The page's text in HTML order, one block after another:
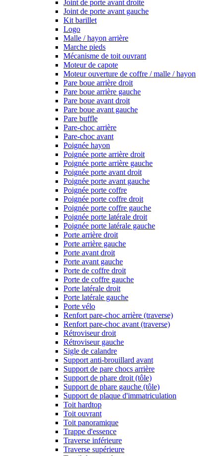
Joint de porte avant droite
Joint de porte avant gauche
Kit barillet
Logo
Malle / hayon arrière
Marche pieds
Mécanisme de toit ouvrant
Moteur de capote
Moteur ouverture de coffre / malle / hayon
Pare boue arrière droit
Pare boue arrière gauche
Pare boue avant droit
Pare boue avant gauche
Pare buffle
Pare-choc arrière
Pare-choc avant
Poignée hayon
Poignée porte arrière droit
Poignée porte arrière gauche
Poignée porte avant droit
Poignée porte avant gauche
Poignée porte coffre
Poignée porte coffre droit
Poignée porte coffre gauche
Poignée porte latérale droit
Poignée porte latérale gauche
Porte arrière droit
Porte arrière gauche
Porte avant droit
Porte avant gauche
Porte de coffre droit
Porte de coffre gauche
Porte latérale droit
Porte latérale gauche
Porte vélo
Renfort pare-choc arrière (traverse)
Renfort pare-choc avant (traverse)
Rétroviseur droit
Rétroviseur gauche
Sigle de calandre
Support anti-brouillard avant
Support de pare chocs arrière
Support de phare droit (tôle)
Support de phare gauche (tôle)
Support de plaque d'immatriculation
Toit hardtop
Toit ouvrant
Toit panoramique
Trappe d'essence
Traverse inférieure
Traverse supérieure